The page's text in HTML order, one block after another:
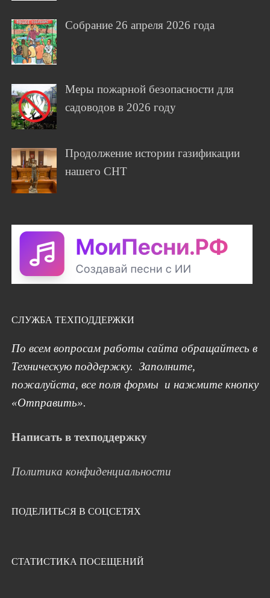
Собрание 26 апреля 2026 года
Меры пожарной безопасности для
садоводов в 2026 году
Продолжение истории газификации
нашего СНТ
СЛУЖБА ТЕХПОДДЕРЖКИ
По всем вопросам работы сайта обращайтесь в
Техническую поддержку. Заполните,
пожалуйста, все поля формы и нажмите кнопку
«Отправить».
Написать в техподдержку
Политика конфиденциальности
ПОДЕЛИТЬСЯ В СОЦСЕТЯХ
СТАТИСТИКА ПОСЕЩЕНИЙ